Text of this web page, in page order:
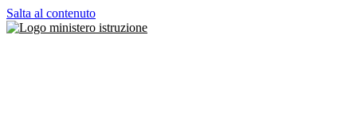
Salta al contenuto